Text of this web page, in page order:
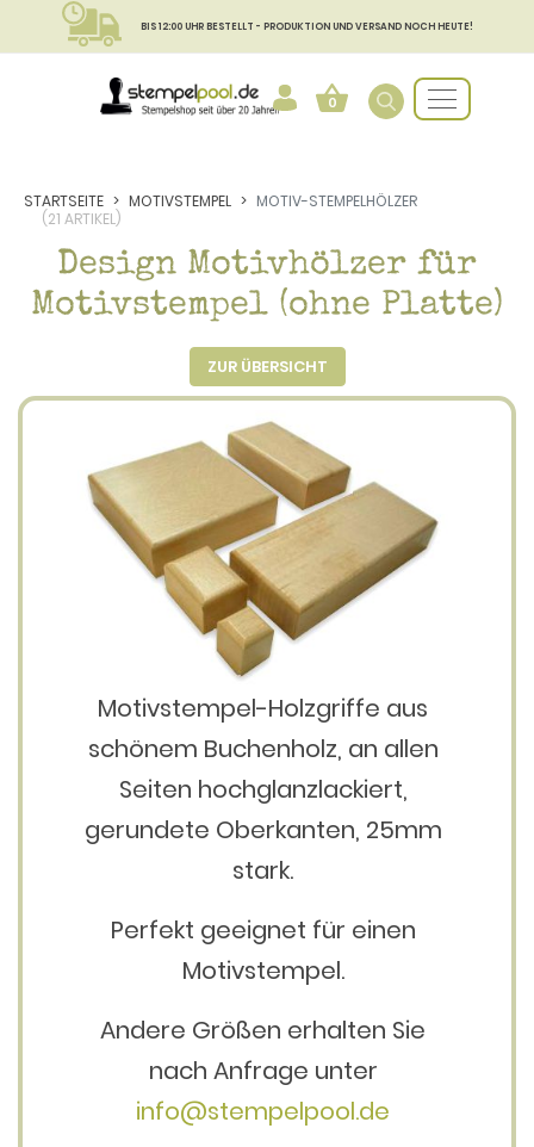
BIS 12:00 UHR BESTELLT - PRODUKTION UND VERSAND NOCH HEUTE!
0
STARTSEITE MOTIVSTEMPEL
MOTIV-STEMPELHÖLZER
(21 ARTIKEL)
Design Motivhölzer für
Motivstempel (ohne Platte)
ZUR ÜBERSICHT
Motivstempel-Holzgriffe aus
schönem Buchenholz, an allen
Seiten hochglanzlackiert,
gerundete Oberkanten, 25mm
stark.
Perfekt geeignet für einen
Motivstempel.
Andere Größen erhalten Sie
nach Anfrage unter
info@stempelpool.de